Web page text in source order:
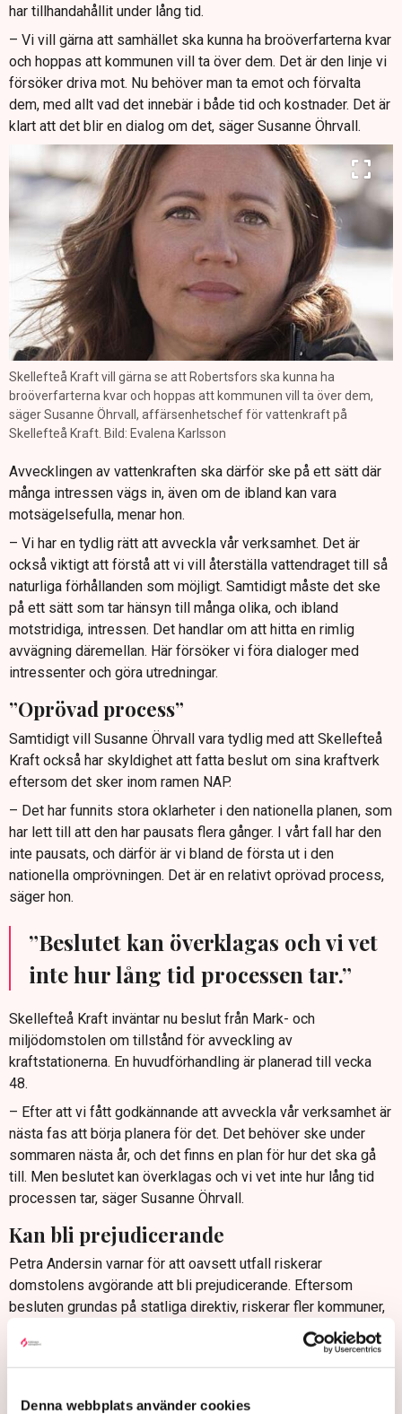
Denna webbplats använder cookies
har tillhandahållit under lång tid.
– Vi vill gärna att samhället ska kunna ha broöverfarterna kvar
och hoppas att kommunen vill ta över dem. Det är den linje vi
försöker driva mot. Nu behöver man ta emot och förvalta
dem, med allt vad det innebär i både tid och kostnader. Det är
klart att det blir en dialog om det, säger Susanne Öhrvall.
Skellefteå Kraft vill gärna se att Robertsfors ska kunna ha
broöverfarterna kvar och hoppas att kommunen vill ta över dem,
säger Susanne Öhrvall, affärsenhetschef för vattenkraft på
Skellefteå Kraft. Bild: Evalena Karlsson
Avvecklingen av vattenkraften ska därför ske på ett sätt där
många intressen vägs in, även om de ibland kan vara
motsägelsefulla, menar hon.
– Vi har en tydlig rätt att avveckla vår verksamhet. Det är
också viktigt att förstå att vi vill återställa vattendraget till så
naturliga förhållanden som möjligt. Samtidigt måste det ske
på ett sätt som tar hänsyn till många olika, och ibland
motstridiga, intressen. Det handlar om att hitta en rimlig
avvägning däremellan. Här försöker vi föra dialoger med
intressenter och göra utredningar.
”Oprövad process”
Samtidigt vill Susanne Öhrvall vara tydlig med att Skellefteå
Kraft också har skyldighet att fatta beslut om sina kraftverk
eftersom det sker inom ramen NAP.
– Det har funnits stora oklarheter i den nationella planen, som
har lett till att den har pausats flera gånger. I vårt fall har den
inte pausats, och därför är vi bland de första ut i den
nationella omprövningen. Det är en relativt oprövad process,
säger hon.
”Beslutet kan överklagas och vi vet
inte hur lång tid processen tar.”
Skellefteå Kraft inväntar nu beslut från Mark- och
miljödomstolen om tillstånd för avveckling av
kraftstationerna. En huvudförhandling är planerad till vecka
48.
– Efter att vi fått godkännande att avveckla vår verksamhet är
nästa fas att börja planera för det. Det behöver ske under
sommaren nästa år, och det finns en plan för hur det ska gå
till. Men beslutet kan överklagas och vi vet inte hur lång tid
processen tar, säger Susanne Öhrvall.
Kan bli prejudicerande
Petra Andersin varnar för att oavsett utfall riskerar
domstolens avgörande att bli prejudicerande. Eftersom
besluten grundas på statliga direktiv, riskerar fler kommuner,
privata företag och fastighetsägare att påverkas negativt när
cirka 2 000 kraftverk ska omprövas enligt NAP.
eftersom vattendrag ofta är förknippade med kulturhistoria,